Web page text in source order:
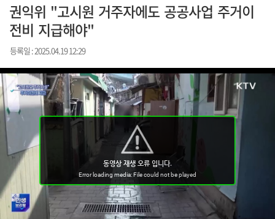
권익위 "고시원 거주자에도 공공사업 주거이
전비 지급해야"
등록일 : 2025.04.19 12:29